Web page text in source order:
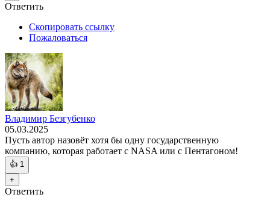
Ответить
Скопировать ссылку
Пожаловаться
Владимир Безгубенко
05.03.2025
Пусть автор назовёт хотя бы одну государственную
компанию, которая работает с NASA или с Пентагоном!
👍 1
+
Ответить